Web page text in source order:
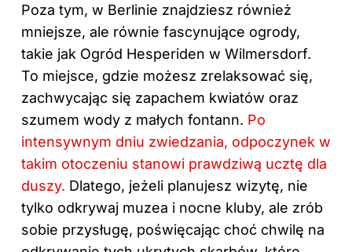
Poza tym, w Berlinie znajdziesz również
mniejsze, ale równie fascynujące ogrody,
takie jak Ogród Hesperiden w Wilmersdorf.
To miejsce, gdzie możesz zrelaksować się,
zachwycając się zapachem kwiatów oraz
szumem wody z małych fontann. Po
intensywnym dniu zwiedzania, odpoczynek w
takim otoczeniu stanowi prawdziwą ucztę dla
duszy. Dlatego, jeżeli planujesz wizytę, nie
tylko odkrywaj muzea i nocne kluby, ale zrób
sobie przysługę, poświęcając choć chwilę na